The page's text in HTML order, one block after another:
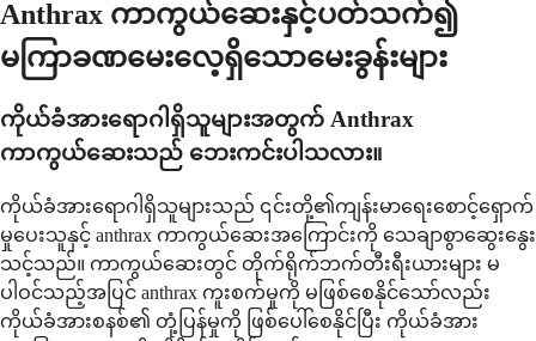
Anthrax ကာကွယ်ဆေးနှင့်ပတ်သက်၍
မကြာခဏမေးလေ့ရှိသောမေးခွန်းများ
ကိုယ်ခံအားရောဂါရှိသူများအတွက် Anthrax
ကာကွယ်ဆေးသည် ဘေးကင်းပါသလား။
ကိုယ်ခံအားရောဂါရှိသူများသည် ၎င်းတို့၏ကျန်းမာရေးစောင့်ရှောက်
မှုပေးသူနှင့် anthrax ကာကွယ်ဆေးအကြောင်းကို သေချာစွာဆွေးနွေး
သင့်သည်။ ကာကွယ်ဆေးတွင် တိုက်ရိုက်ဘက်တီးရီးယားများ မ
ပါဝင်သည့်အပြင် anthrax ကူးစက်မှုကို မဖြစ်စေနိုင်သော်လည်း
ကိုယ်ခံအားစနစ်၏ တုံ့ပြန်မှုကို ဖြစ်ပေါ်စေနိုင်ပြီး ကိုယ်ခံအား